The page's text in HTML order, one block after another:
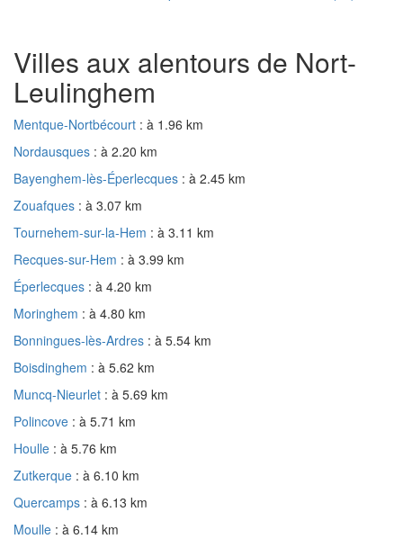
Villes aux alentours de Nort-
Leulinghem
Mentque-Nortbécourt : à 1.96 km
Nordausques : à 2.20 km
Bayenghem-lès-Éperlecques : à 2.45 km
Zouafques : à 3.07 km
Tournehem-sur-la-Hem : à 3.11 km
Recques-sur-Hem : à 3.99 km
Éperlecques : à 4.20 km
Moringhem : à 4.80 km
Bonningues-lès-Ardres : à 5.54 km
Boisdinghem : à 5.62 km
Muncq-Nieurlet : à 5.69 km
Polincove : à 5.71 km
Houlle : à 5.76 km
Zutkerque : à 6.10 km
Quercamps : à 6.13 km
Moulle : à 6.14 km